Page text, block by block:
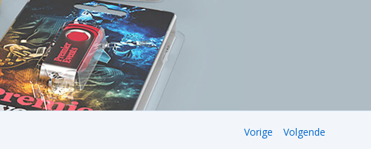
Volgende
Vorige